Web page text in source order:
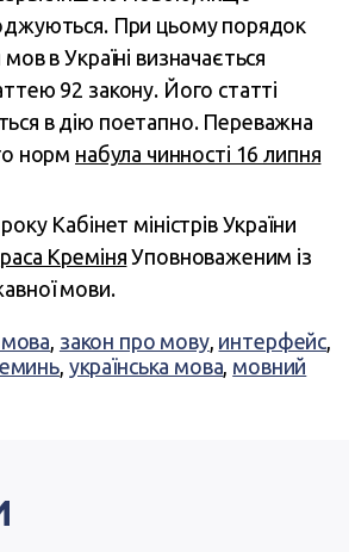
При цьому порядок
в Україні визначається
92 закону. Його статті
в дію поетапно. Переважна
норм набула чинності 16 липня
Кабінет міністрів України
КреміняУповноваженим із
мови.
, закон про мову, интерфейс,
, українська мова, мовний